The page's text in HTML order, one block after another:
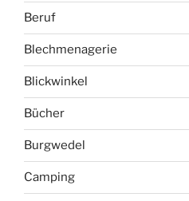
Beruf
Blechmenagerie
Blickwinkel
Bücher
Burgwedel
Camping